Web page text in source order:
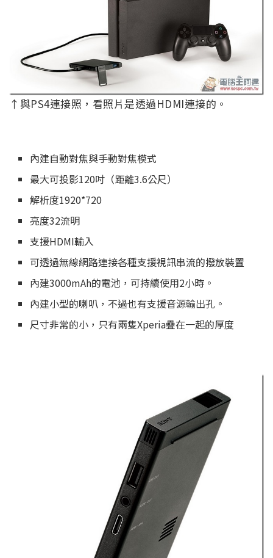
↑與PS4連接照，看照片是透過HDMI連接的。
內建自動對焦與手動對焦模式
最大可投影120吋（距離3.6公尺）
解析度1920*720
亮度32流明
支援HDMI輸入
可透過無線網路連接各種支援視訊串流的撥放裝置
內建3000mAh的電池，可持續使用2小時。
內建小型的喇叭，不過也有支援音源輸出孔。
尺寸非常的小，只有兩隻Xperia疊在一起的厚度